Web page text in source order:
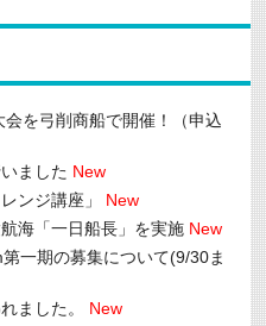
を弓削商船で開催！（申込
ました New
ンジ講座」
New
海「一日船長」を実施 New
一期の募集について(9/30ま
ました。 New